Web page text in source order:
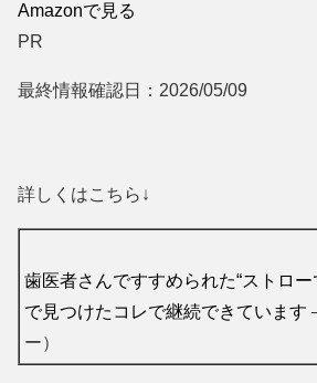
Amazonで見る
PR
最終情報確認日：2026/05/09
詳しくはこちら↓
歯医者さんですすめられた“ストロ
で見つけたコレで継続できています
ー）